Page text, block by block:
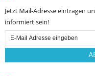
Jetzt Mail-Adresse eintragen
informiert sein!
Email
Subscription